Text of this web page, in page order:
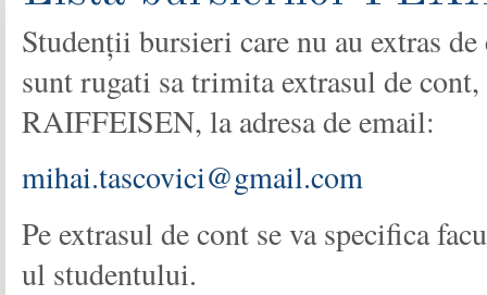
Studenții bursieri care nu au extras
sunt rugati sa trimita extrasul de
RAIFFEISEN, la adresa de email:
mihai.tascovici@gmail.com
Pe extrasul de cont se va specifica
ul studentului.